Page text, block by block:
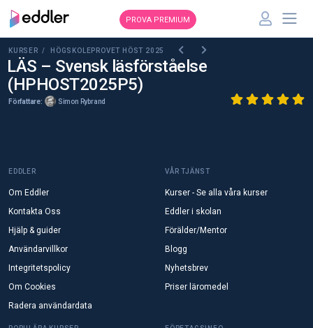
PROVA PREMIUM
KURSER / HÖGSKOLEPROVET HÖST 2025
LÄS – Svensk läsförståelse
(HPHOST2025P5)
Författare: Simon Rybrand
EDDLER
Om Eddler
Kontakta Oss
Hjälp & guider
Användarvillkor
Integritetspolicy
Om Cookies
Radera användardata
VÅR TJÄNST
Kurser - Se alla våra kurser
Eddler i skolan
Förälder/Mentor
Blogg
Nyhetsbrev
Priser läromedel